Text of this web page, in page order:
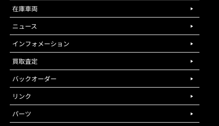
在庫車両
ニュース
インフォメーション
買取査定
バックオーダー
リンク
パーツ